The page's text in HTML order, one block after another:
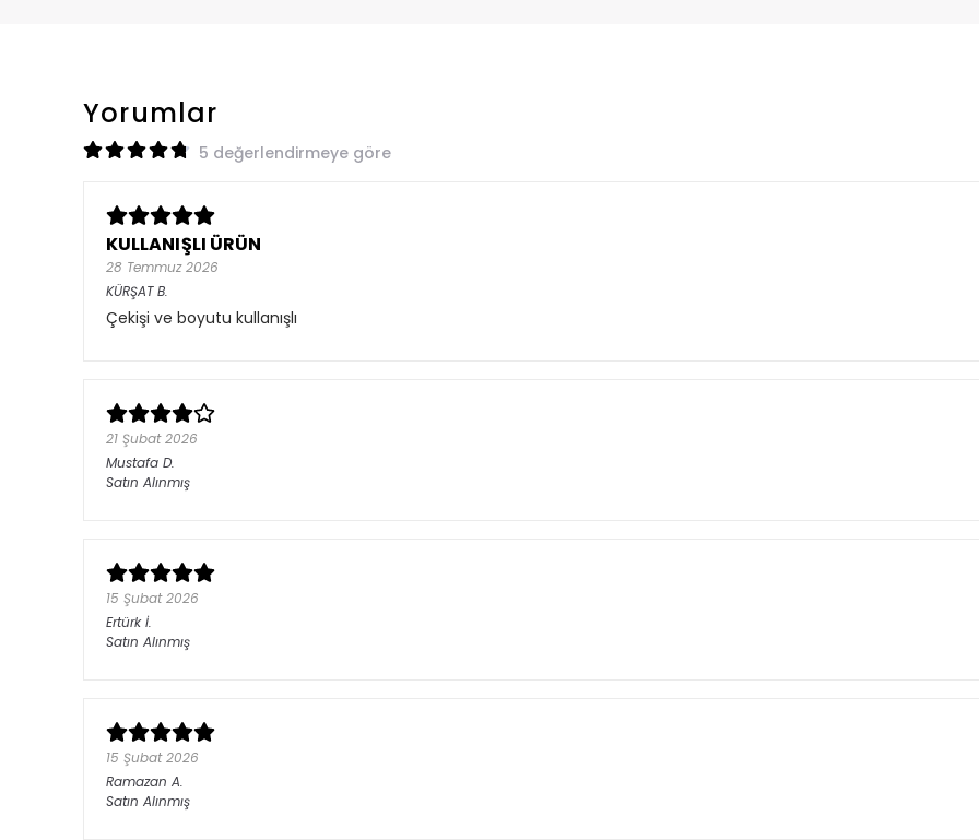
Yorumlar
5 değerlendirmeye göre
KULLANIŞLI ÜRÜN
28 Temmuz 2026
KÜRŞAT B.
Çekişi ve boyutu kullanışlı
21 Şubat 2026
Mustafa D.
Satın Alınmış
15 Şubat 2026
Ertürkİ.
Satın Alınmış
15 Şubat 2026
Ramazan A.
Satın Alınmış